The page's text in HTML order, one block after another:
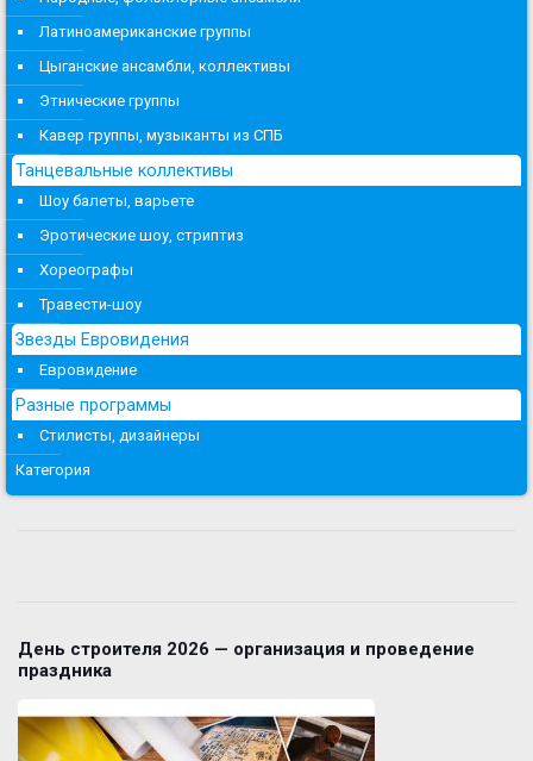
Латиноамериканские группы
Цыганские ансамбли, коллективы
Этнические группы
Кавер группы, музыканты из СПБ
Танцевальные коллективы
Шоу балеты, варьете
Эротические шоу, стриптиз
Хореографы
Травести-шоу
Звезды Евровидения
Евровидение
Разные программы
Стилисты, дизайнеры
Категория
День строителя 2026 — организация и проведение
праздника